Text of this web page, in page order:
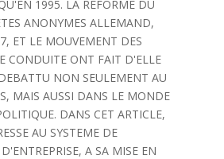
1995. LA REFORME DU
ANONYMES ALLEMAND,
ET LE MOUVEMENT DES
CONDUITE ONT FAIT D'ELLE
NON SEULEMENT AU
MAIS AUSSI DANS LE MONDE
DANS CET ARTICLE,
AU SYSTEME DE
A SA MISE EN